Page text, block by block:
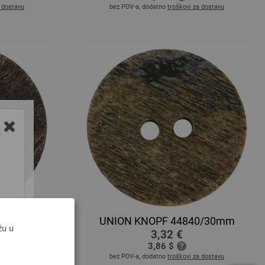
u
bez PDV-a, dodatno troškovi za dostavu
UNION KNOPF 44840/30mm
3,32 €
3,86 $
bez PDV-a, dodatno troškovi za dostavu